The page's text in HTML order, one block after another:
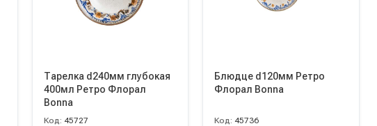
Тарелка d240мм глубокая
400мл Ретро Флорал
Bonna
Код: 45727
Блюдце d120мм Ретро
Флорал Bonna
Код: 45736